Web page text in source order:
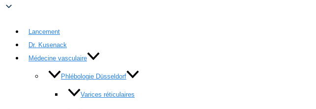
Lancement
Dr. Kusenack
Médecine vasculaire
Phlébologie Düsseldorf
Varices réticulaires